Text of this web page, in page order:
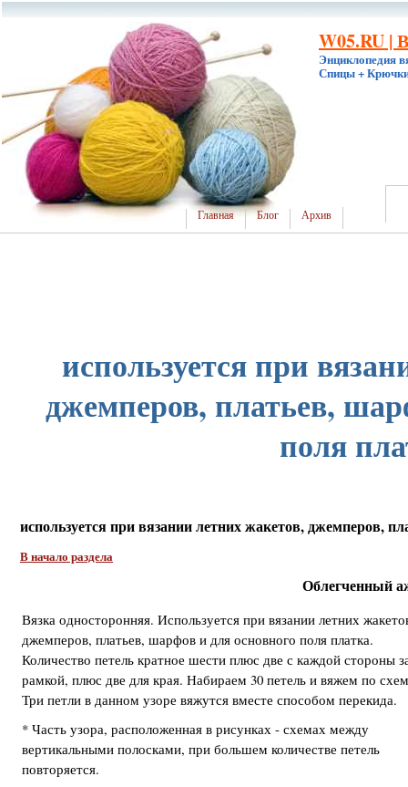
W05.RU |
Энциклопедия
Спицы +
Главная Блог Архив
используется при
джемперов, платьев,
поля
используется при вязании летних жакетов, джемперов,
В начало раздела
Облегченный
Вязка односторонняя. Используется при вязании летних
джемперов, платьев, шарфов и для основного поля платка.
Количество петель кратное шести плюс две с каждой стороны
рамкой, плюс две для края. Набираем 30 петель и вяжем по
Три петли в данном узоре вяжутся вместе способом перекида.
* Часть узора, расположенная в рисунках - схемах между
вертикальными полосками, при большем количестве петель
повторяется.